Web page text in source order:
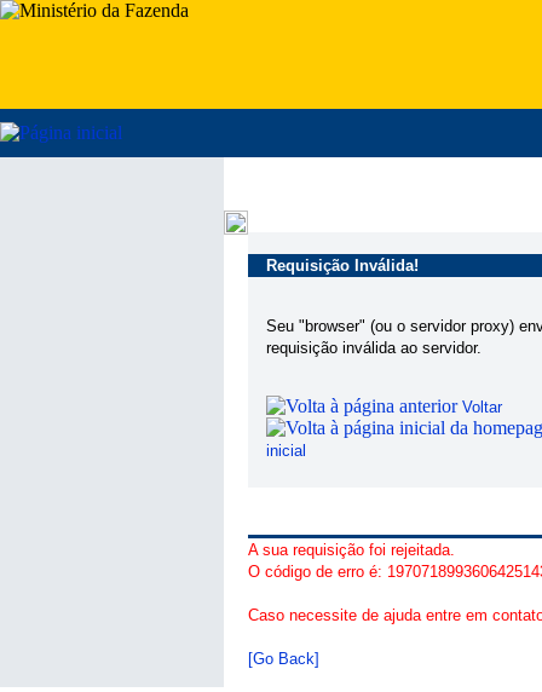
Requisição Inválida!
Seu "browser" (ou o servidor proxy)
requisição inválida ao servidor.
Voltar
inicial
A sua requisição foi rejeitada.
O código de erro é:
Caso necessite de ajuda entre em
[Go Back]